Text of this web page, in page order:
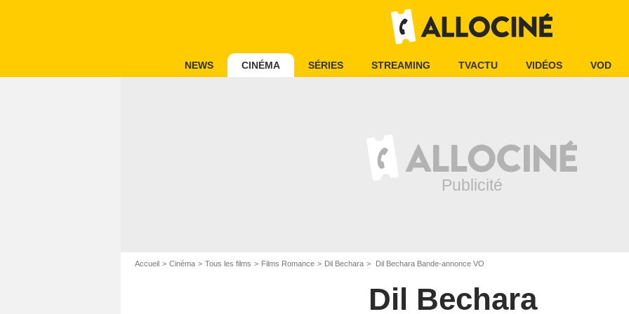
NEWS CINÉMA SÉRIES STREAMING TVACTU VIDÉOS VOD
Accueil Cinéma Tous les films Films Romance Dil Bechara Dil Bechara Bande-annonce VO
Dil Bechara